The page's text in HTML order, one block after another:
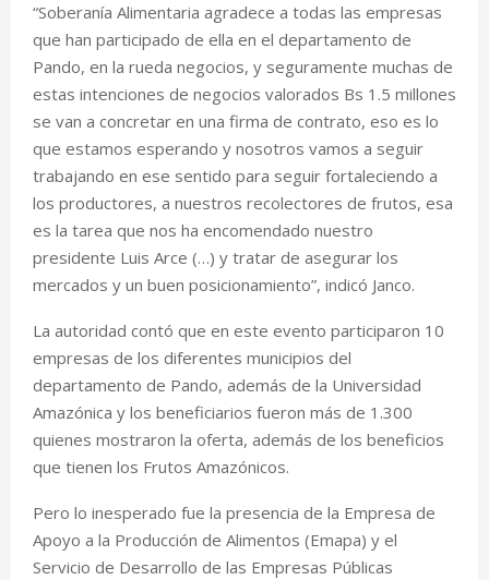
“Soberanía Alimentaria agradece a todas las empresas
que han participado de ella en el departamento de
Pando, en la rueda negocios, y seguramente muchas de
estas intenciones de negocios valorados Bs 1.5 millones
se van a concretar en una firma de contrato, eso es lo
que estamos esperando y nosotros vamos a seguir
trabajando en ese sentido para seguir fortaleciendo a
los productores, a nuestros recolectores de frutos, esa
es la tarea que nos ha encomendado nuestro
presidente Luis Arce (…) y tratar de asegurar los
mercados y un buen posicionamiento”, indicó Janco.
La autoridad contó que en este evento participaron 10
empresas de los diferentes municipios del
departamento de Pando, además de la Universidad
Amazónica y los beneficiarios fueron más de 1.300
quienes mostraron la oferta, además de los beneficios
que tienen los Frutos Amazónicos.
Pero lo inesperado fue la presencia de la Empresa de
Apoyo a la Producción de Alimentos (Emapa) y el
Servicio de Desarrollo de las Empresas Públicas